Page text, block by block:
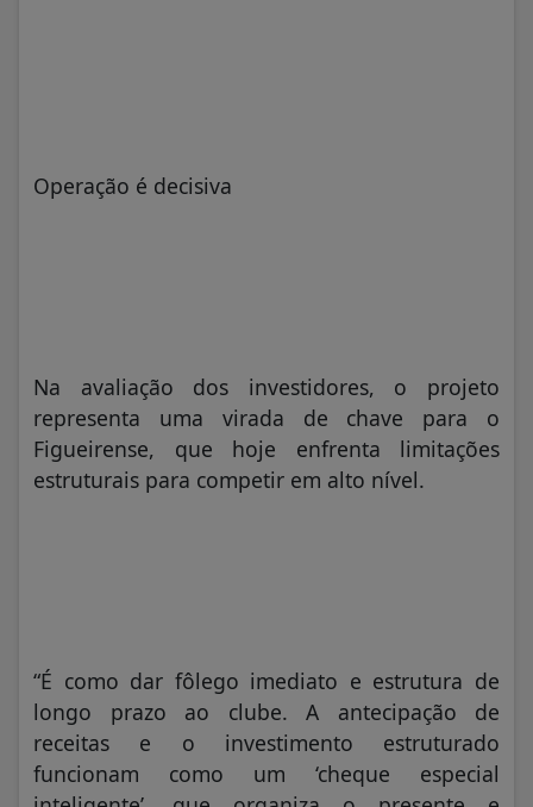
Operação é decisiva
Na avaliação dos investidores, o projeto
representa uma virada de chave para o
Figueirense, que hoje enfrenta limitações
estruturais para competir em alto nível.
“É como dar fôlego imediato e estrutura de
longo prazo ao clube. A antecipação de
receitas e o investimento estruturado
funcionam como um ‘cheque especial